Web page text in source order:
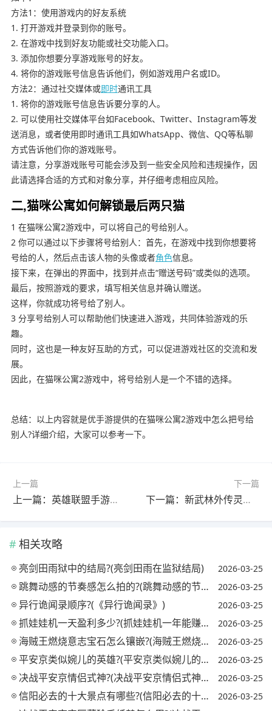
方法1：使用游戏内的好友系统
1. 打开游戏并登录到你的账号。
2. 在游戏中找到好友功能或社交功能入口。
3. 添加你想要分享游戏账号的好友。
4. 将你的游戏账号信息告诉他们，例如游戏用户名或ID。
方法2：通过社交媒体或即时通讯工具
1. 将你的游戏账号信息告诉要分享的人。
2. 可以使用社交媒体平台如Facebook、Twitter、Instagram等发
送消息，或者使用即时通讯工具如WhatsApp、微信、QQ等私聊
方式告诉他们你的游戏账号。
请注意，分享游戏账号可能会涉及到一些安全风险和违规操作，因
此请选择合适的方式和对象分享，并仔细考虑相应风险。
二,猫咪公寓如何解锁最后两只猫
1 在猫咪公寓2游戏中，可以将自己的号给别人。
2 你可以通过以下步骤将号给别人：首先，在游戏中找到你想要将
号给的人，然后点击该人物的头像或者角色信息。
接下来，在弹出的界面中，找到并点击“赠送号码”或类似的选项。
最后，按照游戏的要求，填写相关信息并确认赠送。
这样，你就成功将号给了别人。
3 分享号给别人可以帮助他们快速进入游戏，共同体验游戏的乐
趣。
同时，这也是一种友好互助的方式，可以促进游戏社区的交流和发
展。
因此，在猫咪公寓2游戏中，将号给别人是一个不错的选择。
总结：以上内容就是优手游提供的在猫咪公寓2游戏中怎么把号给
别人?详细介绍，大家可以参考一下。
上一篇
上一篇：英雄联盟手游改了哪些英雄的名字?(英雄联盟手游改名字了吗)
下一篇
下一篇：新武林外传灵络丸怎么获得?(新武林外传灵引装备)
相关攻略
亮剑田雨狱中的结局?(亮剑田雨在监狱结局) 2026-03-25
跳舞动感的节奏感怎么拍的?(跳舞动感的节奏感怎么拍的视频) 2026-03-25
异行诡闻录顺序?(《异行诡闻录》) 2026-03-25
抓娃娃机一天盈利多少?(抓娃娃机一年能赚多少钱) 2026-03-25
海贼王燃烧意志宝石怎么镶嵌?(海贼王燃烧意志宝石镶嵌攻略) 2026-03-25
平安京类似婉儿的英雄?(平安京类似婉儿的英雄名字) 2026-03-25
决战平安京情侣式神?(决战平安京情侣式神怎么获得) 2026-03-25
信阳必去的十大景点有哪些?(信阳必去的十大景点有哪些地方) 2026-03-25